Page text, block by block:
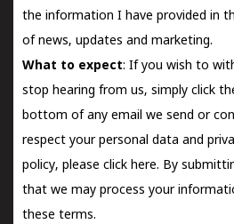
the information I have provided in
of news, updates and marketing.
What to expect: If you wish to
stop hearing from us, simply click
bottom of any email we send or
respect your personal data and
policy, please click here. By
that we may process your
these terms.